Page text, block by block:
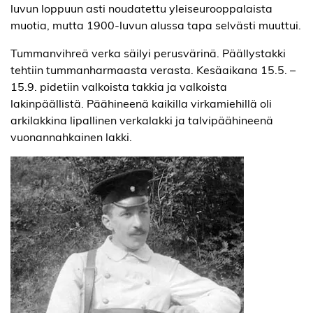
luvun loppuun asti noudatettu yleiseurooppalaista
muotia, mutta 1900-luvun alussa tapa selvästi muuttui.
Tummanvihreä verka säilyi perusvärinä. Päällystakki
tehtiin tummanharmaasta verasta. Kesäaikana 15.5. –
15.9. pidetiin valkoista takkia ja valkoista
lakinpäällistä. Päähineenä kaikilla virkamiehillä oli
arkilakkina lipallinen verkalakki ja talvipäähineenä
vuonannahkainen lakki.